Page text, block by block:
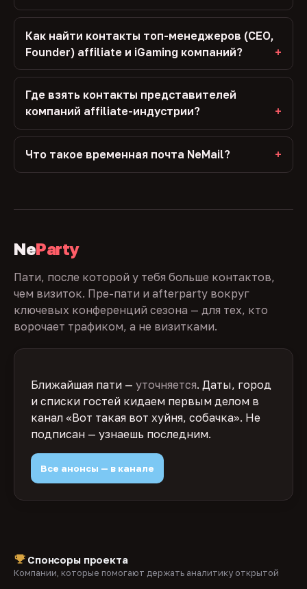
Как найти контакты топ-менеджеров (CEO,
Founder) affiliate и iGaming компаний?
Где взять контакты представителей
компаний affiliate-индустрии?
Что такое временная почта NeMail?
NeParty
Пати, после которой у тебя больше контактов,
чем визиток. Пре-пати и afterparty вокруг
ключевых конференций сезона — для тех, кто
ворочает трафиком, а не визитками.
Ближайшая пати — уточняется. Даты, город
и списки гостей кидаем первым делом в
канал «Вот такая вот хуйня, собачка». Не
подписан — узнаешь последним.
Все анонсы — в канале
Спонсоры проекта
Компании, которые помогают держать аналитику открытой